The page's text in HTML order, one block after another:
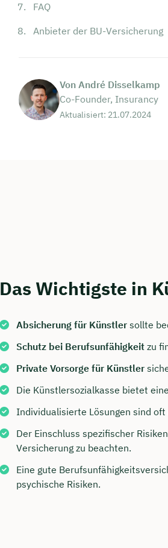
FAQ
Anbieter der BU-Versicherung
Von André Disselkamp
Co-Founder, Insurancy
Aktualisiert: 21.07.2024
Das Wichtigste in
Absicherung für Künstler sollte
Schutz bei Berufsunfähigkeit zu
Private Vorsorge für Künstler
Die Künstlersozialkasse bietet
Individualisierte Lösungen sind
Der Einschluss spezifischer
Versicherung zu beachten.
Eine gute
psychische Risiken.
Jetzt persönliches
Beratungsgespräch
Niendieck sichern
Wir beraten dich Montag bis
Dauer: ca. 30 Minuten
Kostenfrei & unverbindlich